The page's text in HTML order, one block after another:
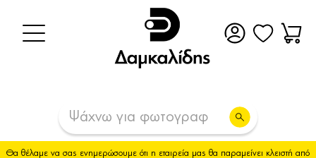
Θα θέλαμε να σας ενημερώσουμε ότι η εταιρεία μας θα παραμείνει κλειστή από